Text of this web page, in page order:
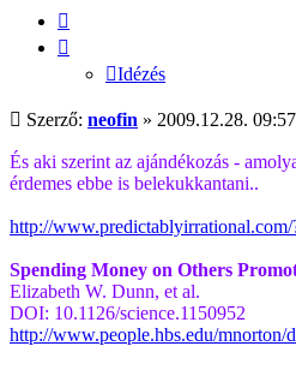
Idézés
Hozzászólás
Szerző: neofin » 2009.12.28. 09:57
És aki szerint az ajándékozás -
érdemes ebbe is belekukkantani..
http://www.predictablyirrational.com/
Spending Money on Others
Elizabeth W. Dunn, et al.
DOI: 10.1126/science.1150952
http://www.people.hbs.edu/mnorton/